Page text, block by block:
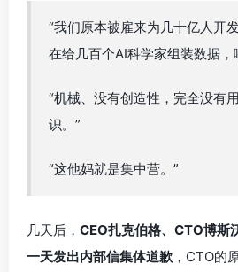
“我们原本被雇来为几十亿人开
在给几百个AI科学家组装数据，
“机械、没有创造性，完全没有
识。”
“这他妈就是集中营。”
几天后， CEO扎克伯格、CTO博斯
一天发出内部信集体道歉 ，CTO的